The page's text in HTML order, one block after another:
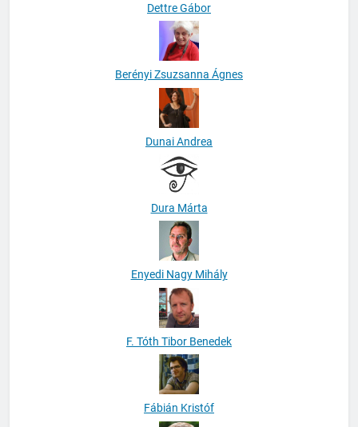
Dettre Gábor
Berényi Zsuzsanna Ágnes
Dunai Andrea
Dura Márta
Enyedi Nagy Mihály
F. Tóth Tibor Benedek
Fábián Kristóf